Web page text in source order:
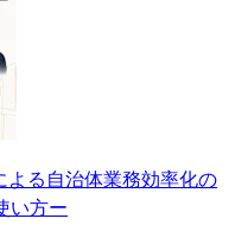
よる自治体業務効率化の
い方ー